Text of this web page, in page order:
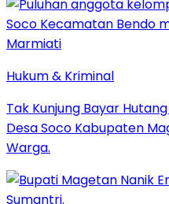
Hukum & Kriminal
Tak Kunjung Bayar
Desa Soco Kabupaten
Warga.